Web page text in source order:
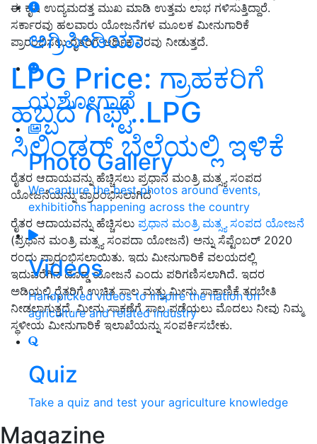
ಅಗ್ರಿಪೀಡಿಯಾ
ಯಶೋಗಾಥೆ
Photo Gallery
We capture the best photos around events,
exhibitions happening across the country
Videos
Handpicked videos to inspire the nation on
agriculture and related industry
Quiz
Take a quiz and test your agriculture knowledge
Magazine
ಈ ಕೃಷಿ ಉದ್ಯಮದತ್ತ ಮುಖ ಮಾಡಿ ಉತ್ತಮ ಲಾಭ ಗಳಿಸುತ್ತಿದ್ದಾರೆ.
ಸರ್ಕಾರವು ಹಲವಾರು ಯೋಜನೆಗಳ ಮೂಲಕ ಮೀನುಗಾರಿಕೆ
ಪ್ರಾರಂಭಿಸಲು ರೈತರಿಗೆ ಆರ್ಥಿಕ ನೆರವು ನೀಡುತ್ತದೆ.
LPG Price: ಗ್ರಾಹಕರಿಗೆ
ಹಬ್ಬದ ಗಿಫ್ಟ್‌..LPG
ಸಿಲಿಂಡರ್‌ ಬೆಲೆಯಲ್ಲಿ ಇಳಿಕೆ
ರೈತರ ಆದಾಯವನ್ನು ಹೆಚ್ಚಿಸಲು ಪ್ರಧಾನ ಮಂತ್ರಿ ಮತ್ಸ್ಯ ಸಂಪದ
ಯೋಜನೆಯನ್ನು ಪ್ರಾರಂಭಿಸಲಾಗಿದೆ
ರೈತರ ಆದಾಯವನ್ನು ಹೆಚ್ಚಿಸಲು ಪ್ರಧಾನ ಮಂತ್ರಿ ಮತ್ಸ್ಯ ಸಂಪದ ಯೋಜನೆ
(ಪ್ರಧಾನ ಮಂತ್ರಿ ಮತ್ಸ್ಯ ಸಂಪದಾ ಯೋಜನೆ) ಅನ್ನು ಸೆಪ್ಟೆಂಬರ್ 2020
ರಂದು ಪ್ರಾರಂಭಿಸಲಾಯಿತು. ಇದು ಮೀನುಗಾರಿಕೆ ವಲಯದಲ್ಲಿ
ಇದುವರೆಗಿನ ದೊಡ್ಡ ಯೋಜನೆ ಎಂದು ಪರಿಗಣಿಸಲಾಗಿದೆ. ಇದರ
ಅಡಿಯಲ್ಲಿ ರೈತರಿಗೆ ಉಚಿತ ಸಾಲ ಮತ್ತು ಮೀನು ಸಾಕಾಣಿಕೆ ತರಬೇತಿ
ನೀಡಲಾಗುತ್ತದೆ. ಮೀನು ಸಾಕಣೆಗೆ ಸಾಲ ಪಡೆಯಲು ಮೊದಲು ನೀವು ನಿಮ್ಮ
ಸ್ಥಳೀಯ ಮೀನುಗಾರಿಕೆ ಇಲಾಖೆಯನ್ನು ಸಂಪರ್ಕಿಸಬೇಕು.